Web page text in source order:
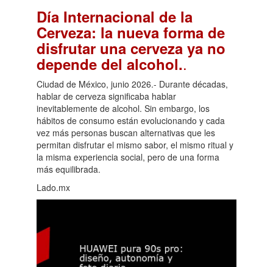
Día Internacional de la
Cerveza: la nueva forma de
disfrutar una cerveza ya no
depende del alcohol..
Ciudad de México, junio 2026.- Durante décadas,
hablar de cerveza significaba hablar
inevitablemente de alcohol. Sin embargo, los
hábitos de consumo están evolucionando y cada
vez más personas buscan alternativas que les
permitan disfrutar el mismo sabor, el mismo ritual y
la misma experiencia social, pero de una forma
más equilibrada.
Lado.mx